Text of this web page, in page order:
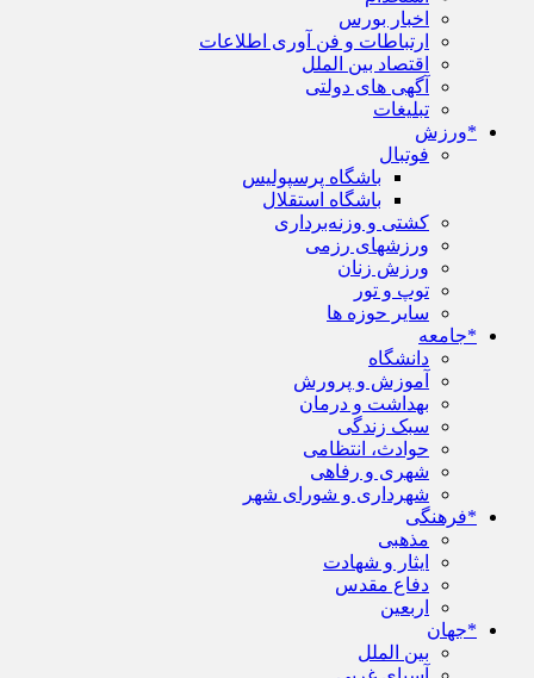
اخبار بورس
ارتباطات و فن آوری اطلاعات
اقتصاد بین الملل
آگهی های دولتی
تبلیغات
*ورزش
فوتبال
باشگاه پرسپولیس
باشگاه استقلال
کشتی و وزنه‌برداری
ورزشهای رزمی
ورزش زنان
توپ و تور
سایر حوزه ها
*جامعه
دانشگاه
آموزش و پرورش
بهداشت و درمان
سبک زندگی
حوادث، انتظامی
شهری و رفاهی
شهرداری و شورای شهر
*فرهنگی
مذهبی
ایثار و شهادت
دفاع مقدس
اربعین
*جهان
بین الملل